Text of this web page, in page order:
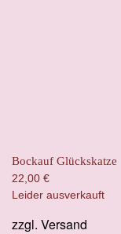
Bockauf Glückskatze
22,00 €
Leider ausverkauft
zzgl. Versand